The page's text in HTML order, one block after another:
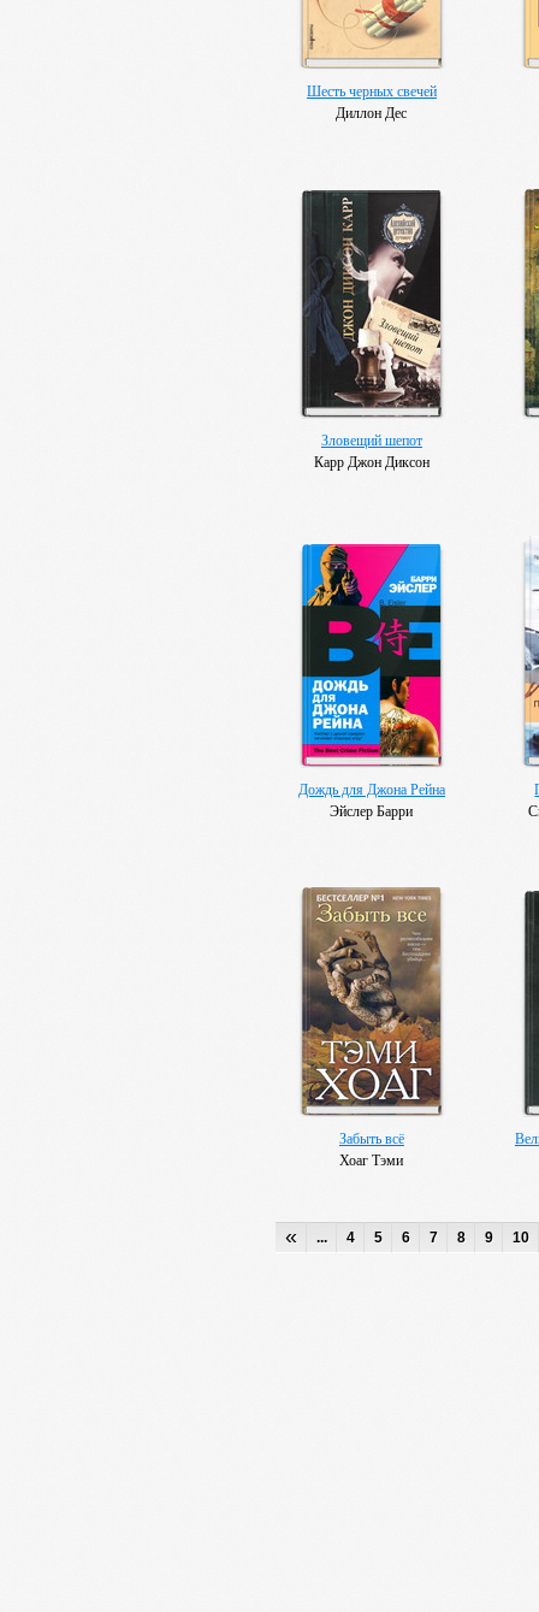
Шесть черных свечей
Диллон Дес
Зловещий шепот
Карр Джон Диксон
Дождь для Джона Рейна
Эйслер Барри
Забыть всё
Хоаг Тэми
« ... 4 5 6 7 8 9 10